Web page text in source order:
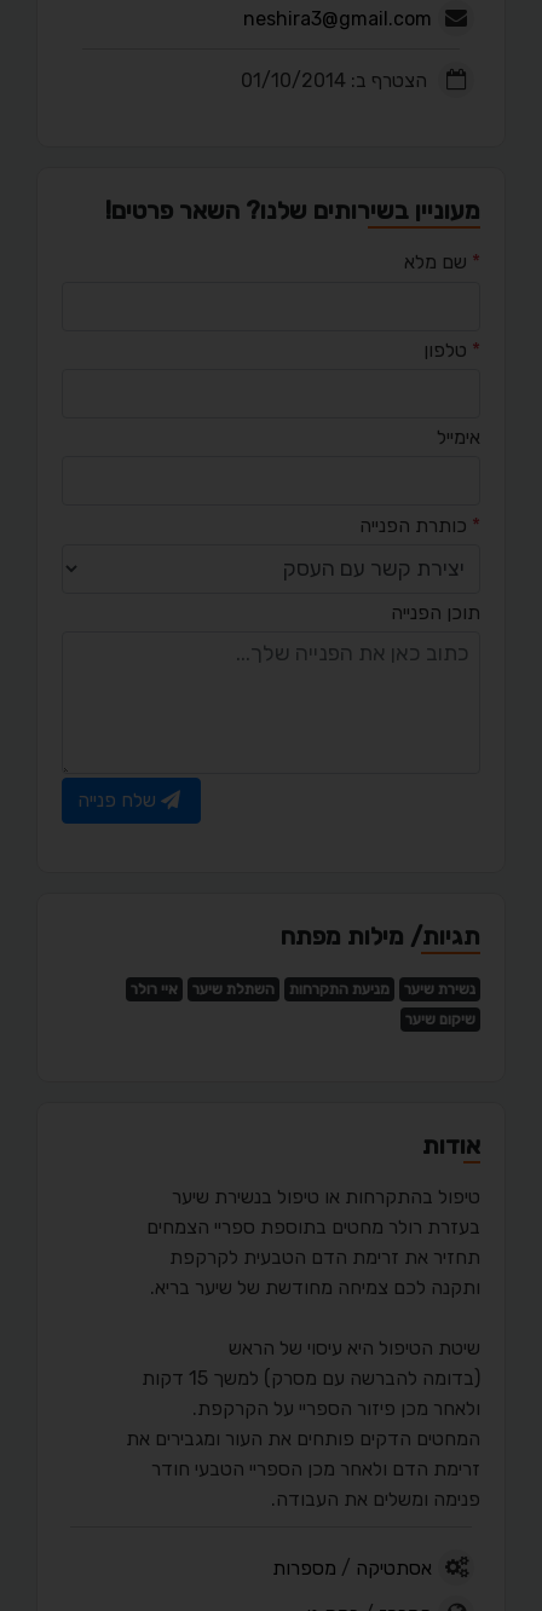
neshira3@gmail.com
הצטרף ב: 01/10/2014
מעוניין בשירותים שלנו? השאר פרטים!
* שם מלא
* טלפון
אימייל
* כותרת הפנייה
תוכן הפנייה
שלח פנייה
תגיות/ מילות מפתח
נשירת שיער מניעת התקרחות השתלת שיער
איי רולר
שיקום שיער
אודות
טיפול בהתקרחות או טיפול בנשירת שיער
בעזרת רולר מחטים בתוספת ספריי הצמחים
תחזיר את זרימת הדם הטבעית לקרקפת
ותקנה לכם צמיחה מחודשת של שיער בריא.
שיטת הטיפול היא עיסוי של הראש
(בדומה להברשה עם מסרק) למשך 15 דקות
ולאחר מכן פיזור הספריי על הקרקפת.
המחטים הדקים פותחים את העור ומגבירים את
זרימת הדם ולאחר מכן הספריי הטבעי חודר
פנימה ומשלים את העבודה.
אסתטיקה / מספרות